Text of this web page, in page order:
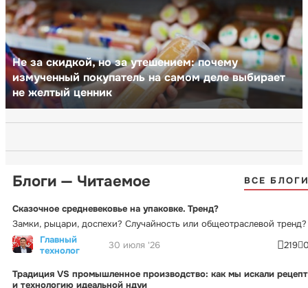
Не за скидкой, но за утешением: почему
измученный покупатель на самом деле выбирает
не желтый ценник
Блоги — Читаемое ВСЕ
Сказочное средневековье на упаковке. Тренд?
Замки, рыцари, доспехи? Случайность или общеотраслевой тренд?
Главный
технолог
30 июля '26 219
Традиция VS промышленное производство: как мы искали рецепт
и технологию идеальной ндуи